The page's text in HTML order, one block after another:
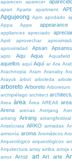
aparecen
aparecer aparecido
apart
Aparte apartment
Apgujeong Apm apodado
Appa Appe appearance
appliances apreciado
April aprovechar
aproximidad Apsan
apto
Aqu Aqua Aquafield
aquellos aquí Aquí ar Ara
Arachnopia
Aram Aranaby
Arayuk
árbol arboleda
arboreto Arboreto Arboretum
archipiélago architect
Area área Área AREA6
Arena arenas Aretjang
arirang
Arirang arirangfestival
Aristócrata ARKO armadas
armonía aroma Aromáticos
Arqueológico arqueológicos
Arquitectura array arriba arroja
arroz Arroz art Art arte